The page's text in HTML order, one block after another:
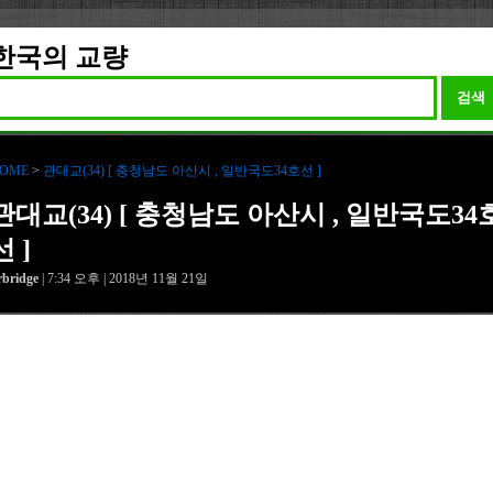
국의 교량
검색
> 관대교(34) [ 충청남도 아산시 , 일반국도34호선 ]
대교(34) [ 충청남도 아산시 , 일반국도34
]
| 7:34 오후 | 2018년 11월 21일